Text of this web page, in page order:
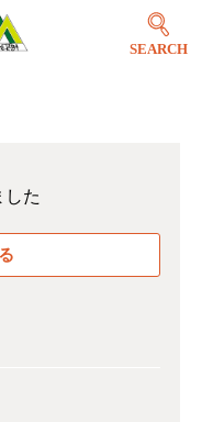
SEARCH
した